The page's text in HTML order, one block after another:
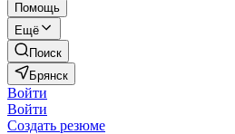
Помощь
Ещё
Поиск
Брянск
Войти
Войти
Создать резюме